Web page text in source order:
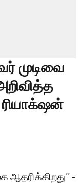
முடிவை
-